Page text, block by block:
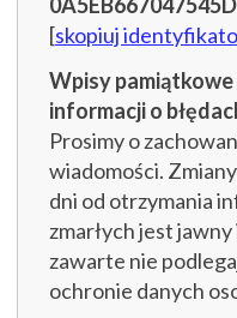
[skopiuj
Wpisy pamiątkowe
informacji o
Prosimy o
wiadomości.
dni od otrzymania
zmarłych jest
zawarte nie
ochronie danych